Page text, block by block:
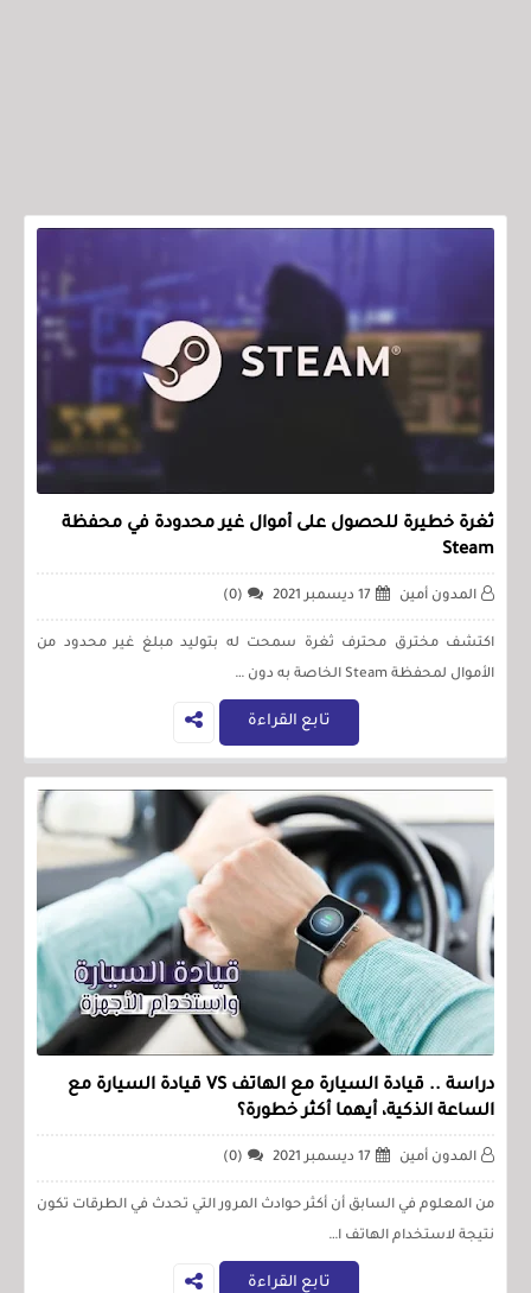
ثغرة خطيرة للحصول على أموال غير محدودة في محفظة
Steam
المدون أمين 17 ديسمبر 2021 (0)
اكتشف مخترق محترف ثغرة سمحت له بتوليد مبلغ غير محدود من
الأموال لمحفظة Steam الخاصة به دون …
تابع القراءة
دراسة .. قيادة السيارة مع الهاتف VS قيادة السيارة مع
الساعة الذكية، أيهما أكثر خطورة؟
المدون أمين 17 ديسمبر 2021 (0)
من المعلوم في السابق أن أكثر حوادث المرور التي تحدث في الطرقات تكون
نتيجة لاستخدام الهاتف ا…
تابع القراءة